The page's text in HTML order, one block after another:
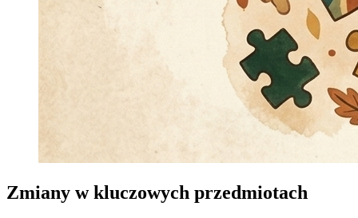
Zmiany w kluczowych przedmiotach